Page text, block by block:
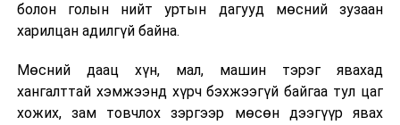
болон голын нийт уртын дагууд мөсний зузаан
харилцан адилгүй байна.
Мөсний даац хүн, мал, машин тэрэг явахад
хангалттай хэмжээнд хүрч бэхжээгүй байгаа тул цаг
хожих, зам товчлох зэргээр мөсөн дээгүүр явах